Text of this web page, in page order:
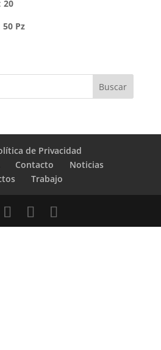
20
50 Pz
de Privacidad
Contacto
Noticias
Trabajo